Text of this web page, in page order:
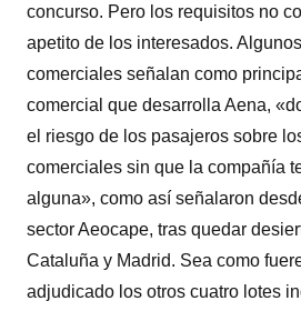
concurso. Pero los requisitos no
apetito de los interesados.
comerciales señalan como
comercial que desarrolla Aena,
el riesgo de los pasajeros sobre
comerciales sin que la compañía
alguna», como así señalaron
sector Aeocape, tras quedar
Cataluña y Madrid. Sea como
adjudicado los otros cuatro lotes